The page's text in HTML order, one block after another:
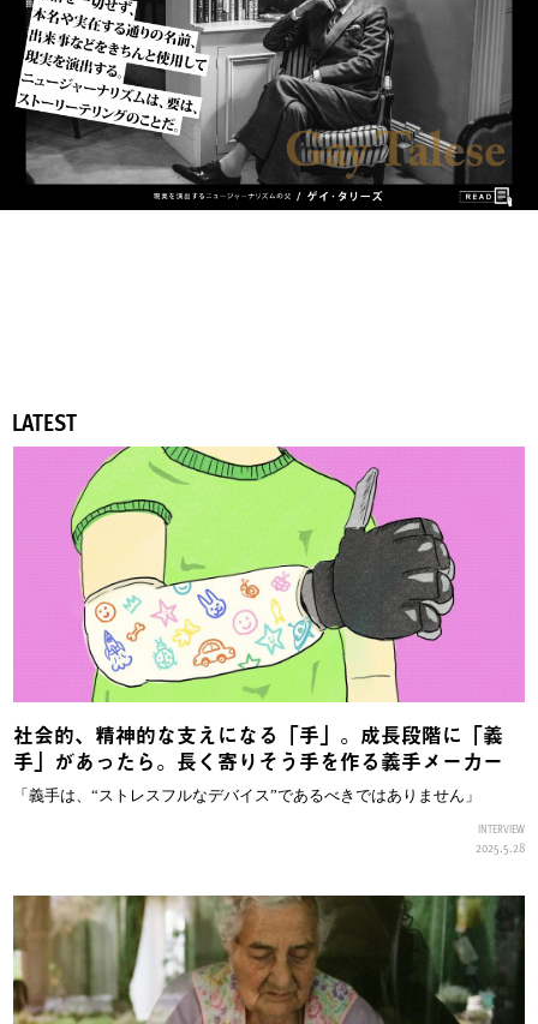
LATEST
社会的、精神的な支えになる「手」。成長段階に「義
手」があったら。長く寄りそう手を作る義手メーカー
「義手は、“ストレスフルなデバイス”であるべきではありません」
INTERVIEW
2025.5.28